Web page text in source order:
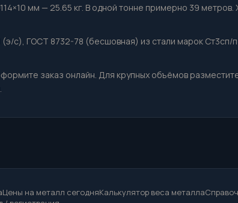
мм — 25.65 кг. В одной тонне примерно 39 метров.
(э/с), ГОСТ 8732-78 (бесшовная) из стали марок
заказ онлайн. Для крупных объёмов
Цены на металл сегодняКалькулятор веса металла